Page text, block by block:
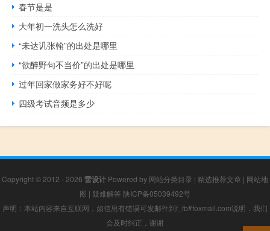
春节是是
大年初一洗头怎么洗好
“未达讥张翰”的出处是哪里
“欲醉野句不当价”的出处是哪里
过年回家做家务好不好呢
四级考试音频是多少
Copyright © 2012 - 2026 雷设计 Powered by 网站分类目录 | 精选推荐文章 | 网站地
图 | 疑难解答 陕ICP备05039492号
声明：本站内容来自互联网，如信息有错误可发邮件到f_fb#foxmail.com说明，我们
会及时纠正，谢谢